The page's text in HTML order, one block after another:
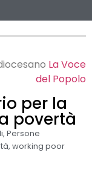
La Voce
del Popolo
per la
povertà
, Persone
, working poor